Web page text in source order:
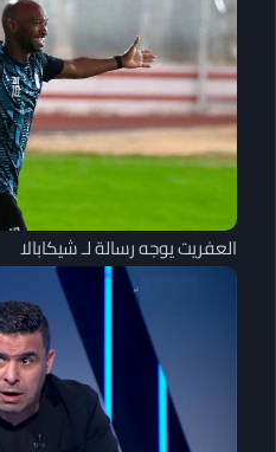
العفريت يوجه رسالة لـ شيكابالا